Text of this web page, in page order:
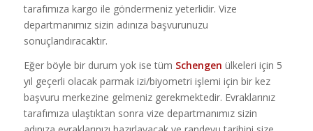
tarafımıza kargo ile göndermeniz yeterlidir. Vize
departmanımız sizin adınıza başvurunuzu
sonuçlandıracaktır.
Eğer böyle bir durum yok ise tüm Schengen ülkeleri için 5
yıl geçerli olacak parmak izi/biyometri işlemi için bir kez
başvuru merkezine gelmeniz gerekmektedir. Evraklarınız
tarafımıza ulaştıktan sonra vize departmanımız sizin